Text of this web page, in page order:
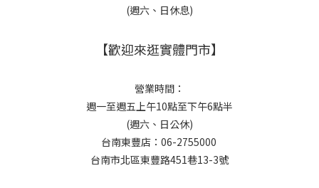
(週六、日休息)
【歡迎來逛實體門市】
營業時間：
週一至週五上午10點至下午6點半
(週六、日公休)
台南東豐店：06-2755000
台南市北區東豐路451巷13-3號